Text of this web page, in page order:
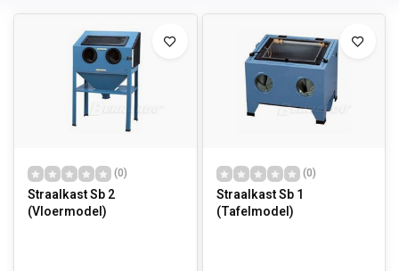
(0)
Straalkast Sb 2
(Vloermodel)
(0)
Straalkast Sb 1
(Tafelmodel)